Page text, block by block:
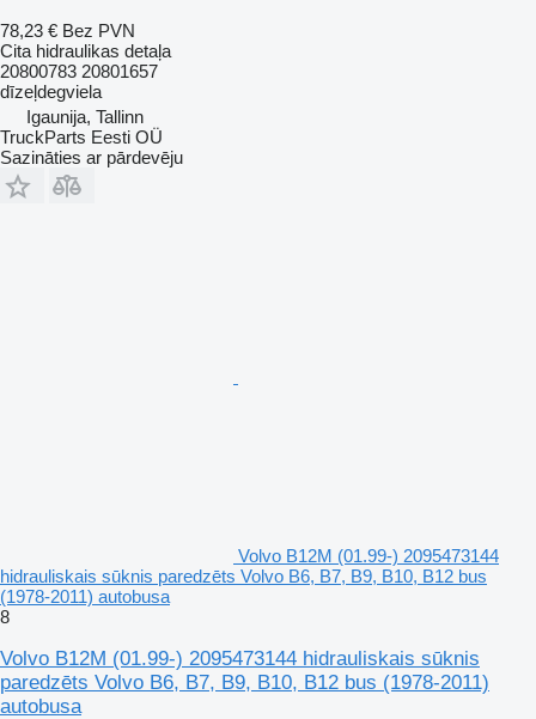
78,23 € Bez PVN
Cita hidraulikas detaļa
20800783 20801657
dīzeļdegviela
Igaunija, Tallinn
TruckParts Eesti OÜ
Sazināties ar pārdevēju
Volvo B12M (01.99-) 2095473144
hidrauliskais sūknis paredzēts Volvo B6, B7, B9, B10, B12 bus
(1978-2011) autobusa
8
Volvo B12M (01.99-) 2095473144 hidrauliskais sūknis
paredzēts Volvo B6, B7, B9, B10, B12 bus (1978-2011)
autobusa